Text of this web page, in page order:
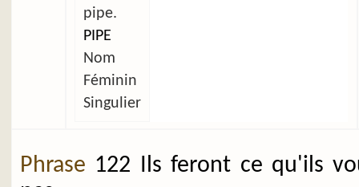
pipe.
PIPE
Nom
Féminin
Singulier
Phrase 122 Ils feront ce qu'ils